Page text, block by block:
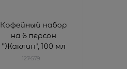
Кофейный набор
на 6 персон
"Жаклин", 100 мл
127-579